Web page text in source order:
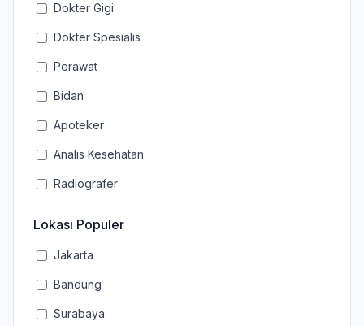
Dokter Gigi
Dokter Spesialis
Perawat
Bidan
Apoteker
Analis Kesehatan
Radiografer
Lokasi Populer
Jakarta
Bandung
Surabaya